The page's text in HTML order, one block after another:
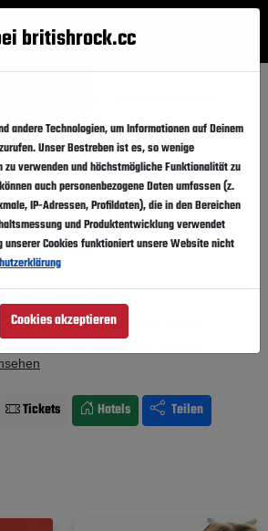
2025 Folgen
Newquay, Watergate Bay
-Sonntag,10.08.2025
. Indie . Pop
Franz Ferdinand, Kaiser
Tickets Hotels Teilen
britishrock.cc
andere Technologien, um Informationen auf Deinem
Unser Bestreben ist es, so wenige
verwenden und höchstmögliche Funktionalität zu
auch personenbezogene Daten umfassen (z.
IP-Adressen, Profildaten), die in den Bereichen
und Produktentwicklung verwendet
unserer Cookies funktioniert unsere Website nicht
Cookies akzeptieren